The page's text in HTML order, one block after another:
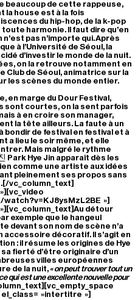
beaucoup de cette rappeuse,
house est à la fois
du hip-hop, de la k-pop
harmonie. Il faut dire qu’en
n’est pas n’importe qui. Après
à l’Université de Séoul, la
d’investir le monde de la nuit.
on la retrouve notamment en
Club de Séoul, animatrice sur la
les scènes du monde entier.
en marge du Dour Festival,
sont courtes, on la sent parfois
à en croire son manager,
la tête ailleurs. La faute à un
bondir de festival en festival et à
a lieu le soir même, et elle
Mais malgré le rythme
Park Hye Jin apparaît dès les
comme une artiste aux idées
pleinement ses propos sans
vc_column_text]
»]
détour
exemple que le hangeul
devant son nom de scène n’a
accessoire décoratif. Il s’agit en
: il résume les origines de Hye
fierté d’être originaire d’un
villes européennes
de la nuit, « on peut trouver tout un
qui est une excellente nouvelle pour
el_class= »intertitre »]